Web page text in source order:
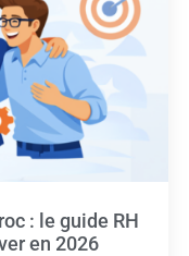
: le guide RH
en 2026